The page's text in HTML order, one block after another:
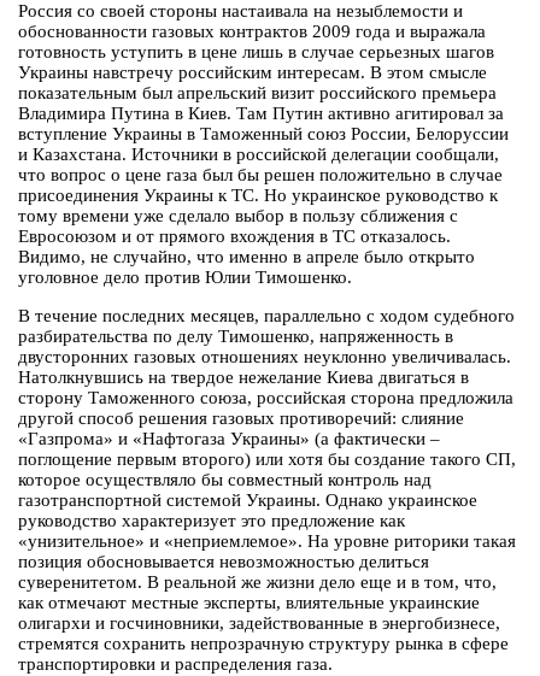
Россия со своей стороны настаивала на незыблемости и
обоснованности газовых контрактов 2009 года и выражала
готовность уступить в цене лишь в случае серьезных шагов
Украины навстречу российским интересам. В этом смысле
показательным был апрельский визит российского премьера
Владимира Путина в Киев. Там Путин активно агитировал за
вступление Украины в Таможенный союз России, Белоруссии
и Казахстана. Источники в российской делегации сообщали,
что вопрос о цене газа был бы решен положительно в случае
присоединения Украины к ТС. Но украинское руководство к
тому времени уже сделало выбор в пользу сближения с
Евросоюзом и от прямого вхождения в ТС отказалось.
Видимо, не случайно, что именно в апреле было открыто
уголовное дело против Юлии Тимошенко.
В течение последних месяцев, параллельно с ходом судебного
разбирательства по делу Тимошенко, напряженность в
двусторонних газовых отношениях неуклонно увеличивалась.
Натолкнувшись на твердое нежелание Киева двигаться в
сторону Таможенного союза, российская сторона предложила
другой способ решения газовых противоречий: слияние
«Газпрома» и «Нафтогаза Украины» (а фактически –
поглощение первым второго) или хотя бы создание такого СП,
которое осуществляло бы совместный контроль над
газотранспортной системой Украины. Однако украинское
руководство характеризует это предложение как
«унизительное» и «неприемлемое». На уровне риторики такая
позиция обосновывается невозможностью делиться
суверенитетом. В реальной же жизни дело еще и в том, что,
как отмечают местные эксперты, влиятельные украинские
олигархи и госчиновники, задействованные в энергобизнесе,
стремятся сохранить непрозрачную структуру рынка в сфере
транспортировки и распределения газа.